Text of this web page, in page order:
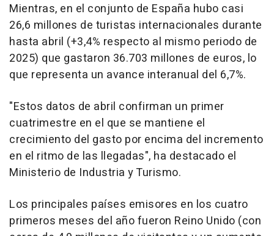
Mientras, en el conjunto de España hubo casi
26,6 millones de turistas internacionales durante
hasta abril (+3,4% respecto al mismo periodo de
2025) que gastaron 36.703 millones de euros, lo
que representa un avance interanual del 6,7%.
"Estos datos de abril confirman un primer
cuatrimestre en el que se mantiene el
crecimiento del gasto por encima del incremento
en el ritmo de las llegadas", ha destacado el
Ministerio de Industria y Turismo.
Los principales países emisores en los cuatro
primeros meses del año fueron Reino Unido (con